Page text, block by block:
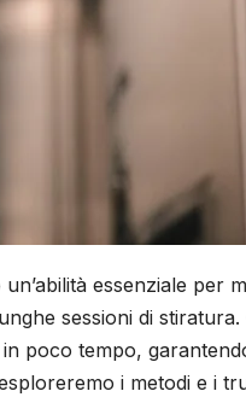
essenziale
sessioni di
poco tempo,
i metodi e i